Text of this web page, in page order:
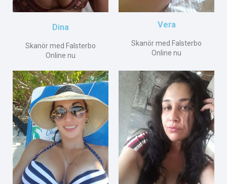
Dina
Skanör med Falsterbo
Online nu
Vera
Skanör med Falsterbo
Online nu